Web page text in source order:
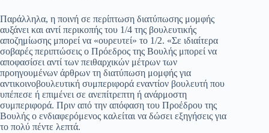
Παράλληλα, η ποινή σε περίπτωση διατύπωσης μομφής
αυξάνει και αντί περικοπής του 1/4 της βουλευτικής
αποζημίωσης μπορεί να «ουρευτεί» το 1/2. «Σε ιδιαίτερα
σοβαρές περιπτώσεις ο Πρόεδρος της Βουλής μπορεί να
αποφασίσει αντί των πειθαρχικών μέτρων των
προηγουμένων άρθρων τη διατύπωση μομφής για
αντικοινοβουλευτική συμπεριφορά εναντίον βουλευτή που
υπέπεσε ή επιμένει σε ανεπίτρεπτη ή ανάρμοστη
συμπεριφορά. Πριν από την απόφαση του Προέδρου της
Βουλής ο ενδιαφερόμενος καλείται να δώσει εξηγήσεις για
το πολύ πέντε λεπτά.